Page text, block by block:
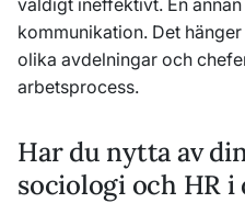
väldigt ineffektivt. En
kommunikation. Det
olika avdelningar och
arbetsprocess.
Har du nytta av
sociologi och HR